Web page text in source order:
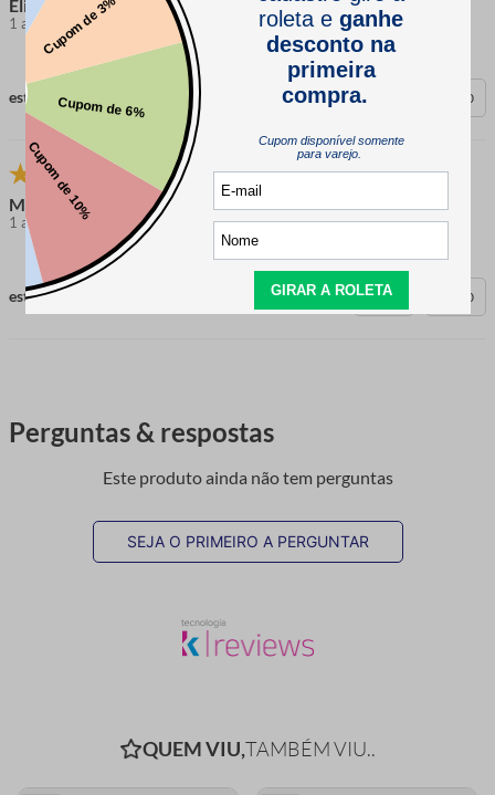
Eliana
1 ano atrás comprador verificado
esta avaliação foi útil? 0
Maiara Carolina
1 ano atrás comprador verificado
esta avaliação foi útil? 0
Perguntas & respostas
Este produto ainda não tem perguntas
SEJA O PRIMEIRO A PERGUNTAR
QUEM VIU,TAMBÉM VIU..